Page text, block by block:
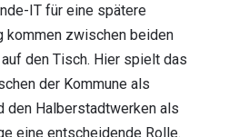
IT für eine spätere
kommen zwischen beiden
den Tisch. Hier spielt das
der Kommune als
den Halberstadtwerken als
eine entscheidende Rolle.